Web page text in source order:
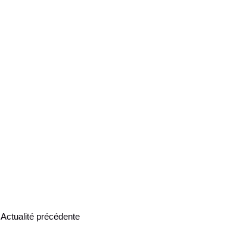
Actualité précédente